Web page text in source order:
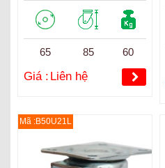
65 85 60
Giá : Liên hệ
Mã :B50U21L